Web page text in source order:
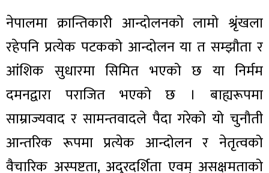
नेपालमा क्रान्तिकारी आन्दोलनको लामो श्रृंखला
रहेपनि प्रत्येक पटकको आन्दोलन या त सम्झौता र
आंशिक सुधारमा सिमित भएको छ या निर्मम
दमनद्वारा पराजित भएको छ । बाह्यरूपमा
साम्राज्यवाद र सामन्तवादले पैदा गरेको यो चुनौती
आन्तरिक रूपमा प्रत्येक आन्दोलन र नेतृत्वको
वैचारिक अस्पष्टता, अदुरदर्शिता एवम् असक्षमताको